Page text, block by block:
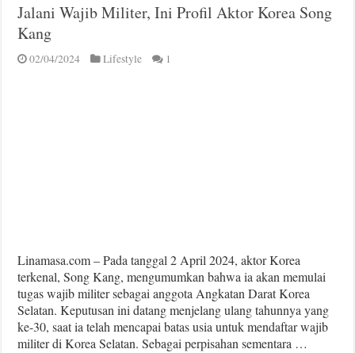
Jalani Wajib Militer, Ini Profil Aktor Korea Song
Kang
02/04/2024 Lifestyle 1
Linamasa.com – Pada tanggal 2 April 2024, aktor Korea
terkenal, Song Kang, mengumumkan bahwa ia akan memulai
tugas wajib militer sebagai anggota Angkatan Darat Korea
Selatan. Keputusan ini datang menjelang ulang tahunnya yang
ke-30, saat ia telah mencapai batas usia untuk mendaftar wajib
militer di Korea Selatan. Sebagai perpisahan sementara …